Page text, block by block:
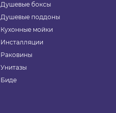
Душевые боксы
Душевые поддоны
Кухонные мойки
Инсталляции
Раковины
Унитазы
Биде